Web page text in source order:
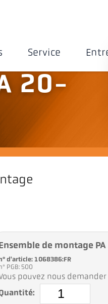
Service
20-
Ensemble de montage
d'article: 1068386:FR
PGB: 500
pouvez nous